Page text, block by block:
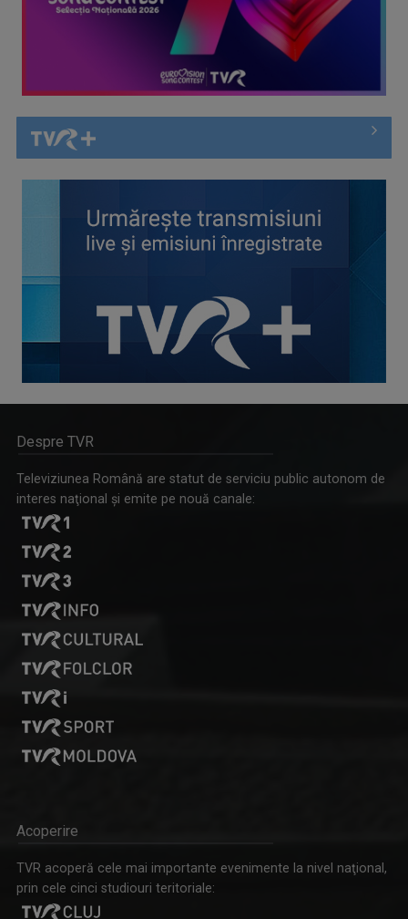
Despre TVR
Televiziunea Română are statut de serviciu public autonom de
interes naţional şi emite pe nouă canale:
Acoperire
TVR acoperă cele mai importante evenimente la nivel naţional,
prin cele cinci studiouri teritoriale: